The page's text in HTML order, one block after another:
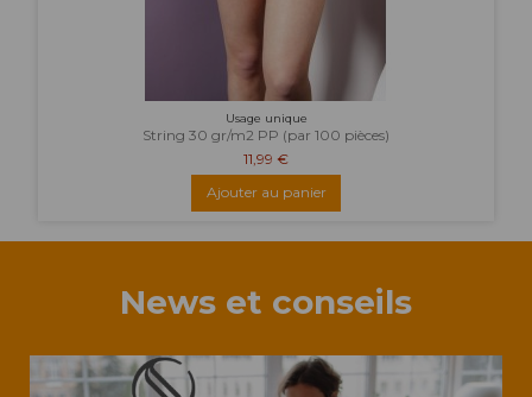
Usage unique
String 30 gr/m2 PP (par 100 pièces)
11,99 €
Ajouter au panier
News et conseils